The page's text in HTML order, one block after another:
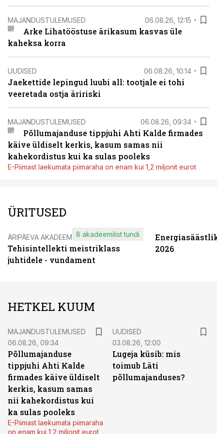
MAJANDUSTULEMUSED 06.08.26, 12:15
Arke Lihatööstuse ärikasum kasvas üle
kaheksa korra
UUDISED 06.08.26, 10:14
Jaekettide lepingud luubi all: tootjale ei tohi
veeretada ostja äririski
MAJANDUSTULEMUSED 06.08.26, 09:34
Põllumajanduse tippjuhi Ahti Kalde firmades
käive üldiselt kerkis, kasum samas nii
kahekordistus kui ka sulas pooleks
E-Piimast laekumata piimaraha on enam kui 1,2 miljonit eurot
ÜRITUSED
ÄRIPÄEVA AKADEEMIA
Tehisintellekti meistriklass
juhtidele - vundament
8 akadeemilist tundi
2026
HETKEL KUUM
MAJANDUSTULEMUSED
06.08.26, 09:34
Põllumajanduse
tippjuhi Ahti Kalde
firmades käive üldiselt
kerkis, kasum samas
nii kahekordistus kui
ka sulas pooleks
E-Piimast laekumata piimaraha
on enam kui 1,2 miljonit eurot
UUDISED
03.08.26, 12:00
Lugeja küsib: mis
toimub Läti
põllumajanduses?